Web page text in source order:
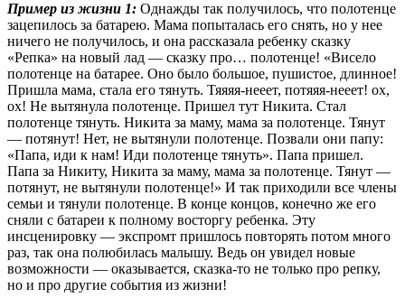
Пример из жизни 1: Однажды так получилось, что полотенце
зацепилось за батарею. Мама попыталась его снять, но у нее
ничего не получилось, и она рассказала ребенку сказку
«Репка» на новый лад — сказку про… полотенце! «Висело
полотенце на батарее. Оно было большое, пушистое, длинное!
Пришла мама, стала его тянуть. Тяяяя-нееет, потяяя-нееет! ох,
ох! Не вытянула полотенце. Пришел тут Никита. Стал
полотенце тянуть. Никита за маму, мама за полотенце. Тянут
— потянут! Нет, не вытянули полотенце. Позвали они папу:
«Папа, иди к нам! Иди полотенце тянуть». Папа пришел.
Папа за Никиту, Никита за маму, мама за полотенце. Тянут —
потянут, не вытянули полотенце!» И так приходили все члены
семьи и тянули полотенце. В конце концов, конечно же его
сняли с батареи к полному восторгу ребенка. Эту
инсценировку — экспромт пришлось повторять потом много
раз, так она полюбилась малышу. Ведь он увидел новые
возможности — оказывается, сказка-то не только про репку,
но и про другие события из жизни!